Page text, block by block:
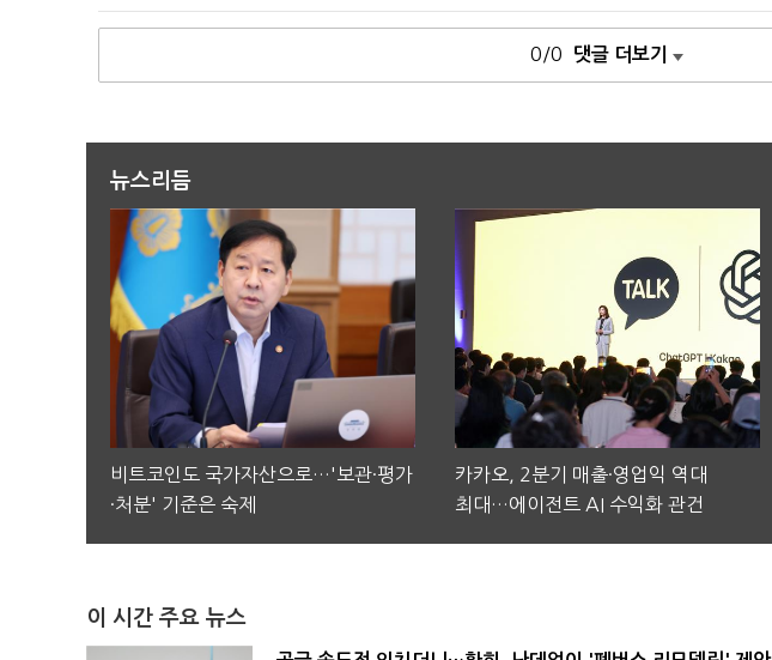
0/0 댓글 더보기
뉴스리듬
비트코인도 국가자산으로…'보관·평가
·처분' 기준은 숙제
카카오, 2분기 매출·영업익 역대
최대…에이전트 AI 수익화 관건
이 시간 주요 뉴스